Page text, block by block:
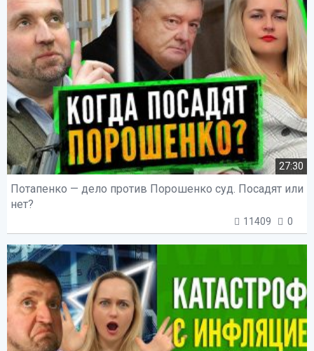
27:30
Потапенко — дело против Порошенко суд. Посадят или
нет?
11409 0